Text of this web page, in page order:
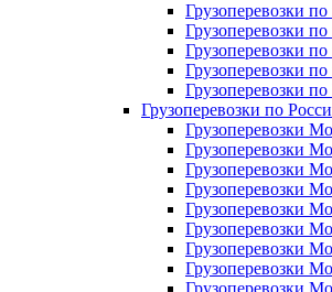
Грузоперевозки
Грузоперевозки
Грузоперевозки
Грузоперевозки
Грузоперевозки
Грузоперевозки по
Грузоперевозки
Грузоперевозки
Грузоперевозки
Грузоперевозки
Грузоперевозки
Грузоперевозки
Грузоперевозки
Грузоперевозки
Грузоперевозки